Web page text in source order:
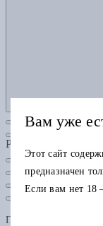
Рубрики
Подарочная карта
Вам уже
Этот сайт
предназначен
Если вам нет 18